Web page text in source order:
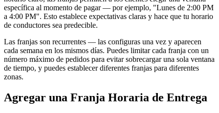
específica al momento de pagar — por ejemplo, "Lunes de 2:00 PM
a 4:00 PM". Esto establece expectativas claras y hace que tu horario
de conductores sea predecible.
Las franjas son recurrentes — las configuras una vez y aparecen
cada semana en los mismos días. Puedes limitar cada franja con un
número máximo de pedidos para evitar sobrecargar una sola ventana
de tiempo, y puedes establecer diferentes franjas para diferentes
zonas.
Agregar una Franja Horaria de Entrega